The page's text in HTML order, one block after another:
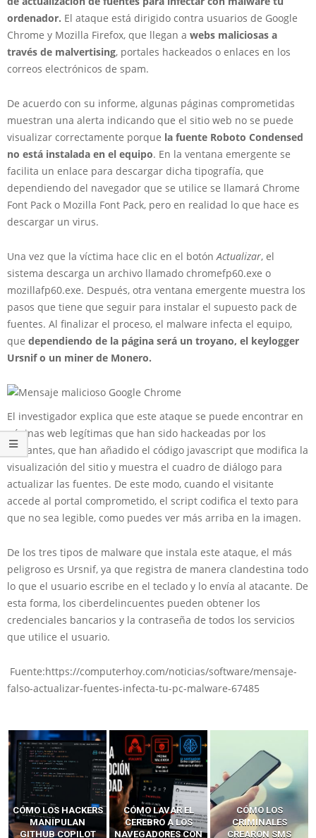
ordenador. El ataque está dirigido contra usuarios de Google
Chrome y Mozilla Firefox, que llegan a webs maliciosas a
través de malvertising, portales hackeados o enlaces en los
correos electrónicos de spam.
De acuerdo con su informe, algunas páginas comprometidas
muestran una alerta indicando que el sitio web no se puede
visualizar correctamente porque la fuente Roboto Condensed
no está instalada en el equipo. En la ventana emergente se
facilita un enlace para descargar dicha tipografía, que
dependiendo del navegador que se utilice se llamará Chrome
Font Pack o Mozilla Font Pack, pero en realidad lo que hace es
descargar un virus.
Una vez que la víctima hace clic en el botónActualizar, el
sistema descarga un archivo llamado chromefp60.exe o
mozillafp60.exe. Después, otra ventana emergente muestra los
pasos que tiene que seguir para instalar el supuesto pack de
fuentes. Al finalizar el proceso, el malware infecta el equipo,
que dependiendo de la página será un troyano, el keylogger
Ursnif o un miner de Monero.
El investigador explica que este ataque se puede encontrar en
páginas web legítimas que han sido hackeadas por los
atacantes, que han añadido el código javascript que modifica la
visualización del sitio y muestra el cuadro de diálogo para
actualizar las fuentes. De este modo, cuando el visitante
accede al portal comprometido, el script codifica el texto para
que no sea legible, como puedes ver más arriba en la imagen.
De los tres tipos de malware que instala este ataque, el más
peligroso es Ursnif, ya que registra de manera clandestina todo
lo que el usuario escribe en el teclado y lo envía al atacante. De
esta forma, los ciberdelincuentes pueden obtener los
credenciales bancarios y la contraseña de todos los servicios
que utilice el usuario.
Fuente:https://computerhoy.com/noticias/software/mensaje-
falso-actualizar-fuentes-infecta-tu-pc-malware-67485
CÓMO LOS HACKERS
MANIPULAN
GITHUB COPILOT
CÓMO LAVAR EL
CEREBRO A LOS
NAVEGADORES CON
CÓMO LOS
CRIMINALES
CREARON SMS